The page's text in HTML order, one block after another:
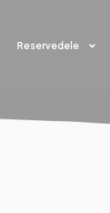
Reservedele